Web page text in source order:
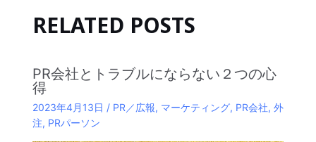
RELATED POSTS
PR会社とトラブルにならない２つの心
得
2023年4月13日 / PR／広報, マーケティング, PR会社, 外
注, PRパーソン